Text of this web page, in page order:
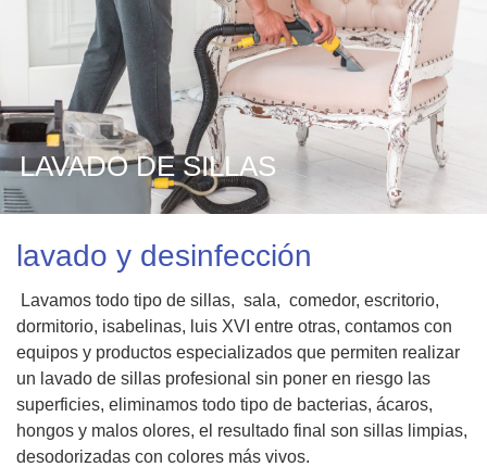
LAVADO DE SILLAS
lavado y desinfección
Lavamos todo tipo de sillas, sala, comedor, escritorio,
dormitorio, isabelinas, luis XVI entre otras, contamos con
equipos y productos especializados que permiten realizar
un lavado de sillas profesional sin poner en riesgo las
superficies, eliminamos todo tipo de bacterias, ácaros,
hongos y malos olores, el resultado final son sillas limpias,
desodorizadas con colores más vivos.